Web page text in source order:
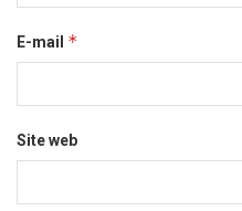
E-mail *
Site web